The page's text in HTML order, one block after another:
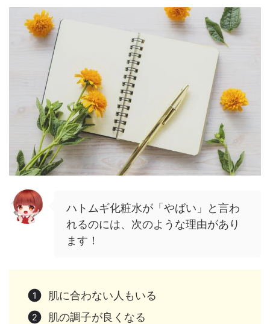
ハトムギ化粧水が「やばい」と言わ
れるのには、次のような理由があり
ます！
肌に合わない人もいる
肌の調子が良くなる